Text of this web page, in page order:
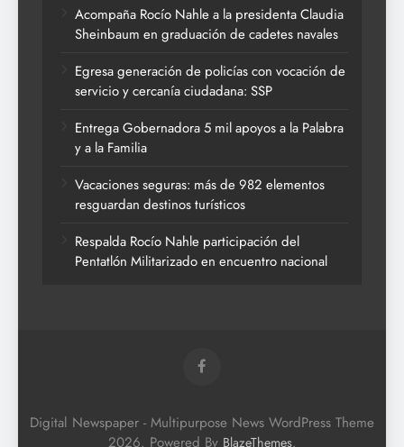
Acompaña Rocío Nahle a la presidenta Claudia
Sheinbaum en graduación de cadetes navales
Egresa generación de policías con vocación de
servicio y cercanía ciudadana: SSP
Entrega Gobernadora 5 mil apoyos a la Palabra
y a la Familia
Vacaciones seguras: más de 982 elementos
resguardan destinos turísticos
Respalda Rocío Nahle participación del
Pentatlón Militarizado en encuentro nacional
Digital Newspaper - Multipurpose News WordPress Theme
2026. Powered By BlazeThemes.